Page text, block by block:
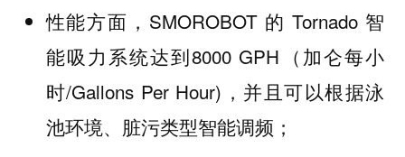
性能方面，SMOROBOT 的 Tornado 智
能吸力系统达到8000 GPH（加仑每小
时/Gallons Per Hour)，并且可以根据泳
池环境、脏污类型智能调频；